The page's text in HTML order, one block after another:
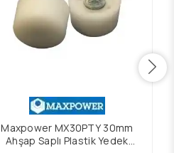
Maxpower MX30PTY 30mm
Ahşap Saplı Plastik Yedek